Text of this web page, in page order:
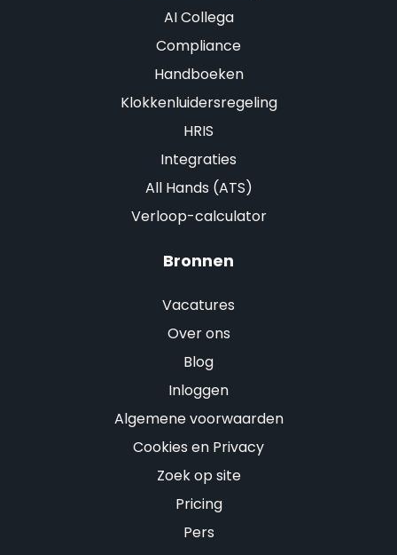
AI Collega
Compliance
Handboeken
Klokkenluidersregeling
HRIS
Integraties
All Hands (ATS)
Verloop-calculator
Bronnen
Vacatures
Over ons
Blog
Inloggen
Algemene voorwaarden
Cookies en Privacy
Zoek op site
Pricing
Pers